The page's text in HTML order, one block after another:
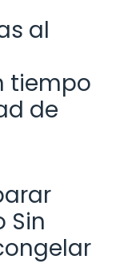
al
tiempo
de
Sin